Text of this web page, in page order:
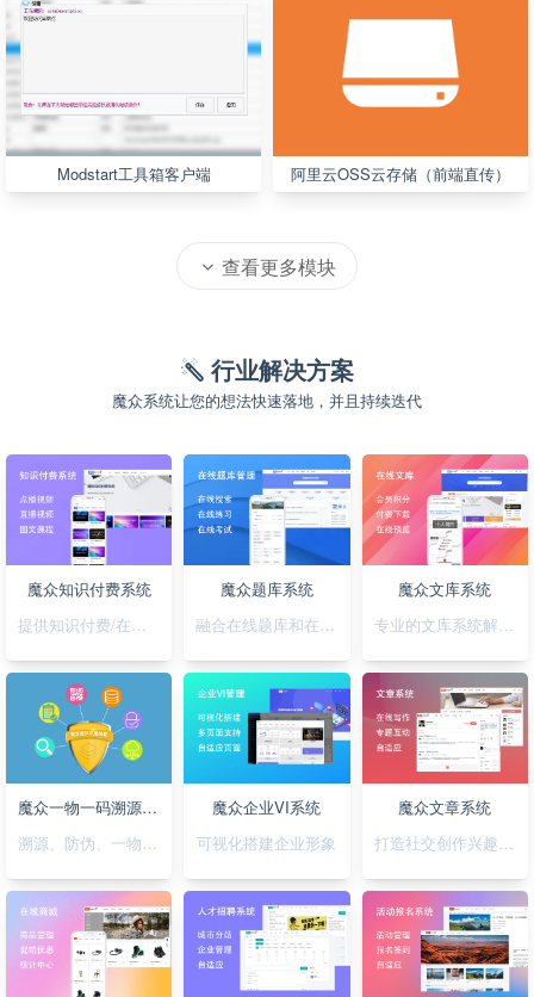
Modstart工具箱客户端 阿里云OSS云存储（前端直传）
查看更多模块
行业解决方案
魔众系统让您的想法快速落地，并且持续迭代
魔众知识付费系统
魔众题库系统
魔众文库系统
魔众一物一码溯源防伪系统
魔众企业VI系统
可视化搭建企业形象
魔众文章系统